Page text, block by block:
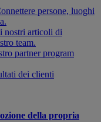
persone, luoghi
nostri articoli di
team.
partner program
dei clienti
della propria